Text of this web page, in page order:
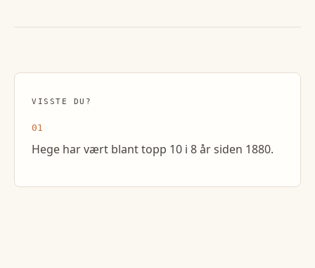
VISSTE DU?
01
Hege har vært blant topp 10 i 8 år siden 1880.